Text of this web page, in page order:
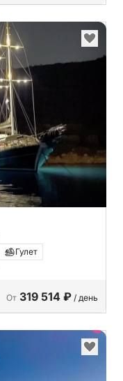
Гулет
От 319 514 ₽ / день